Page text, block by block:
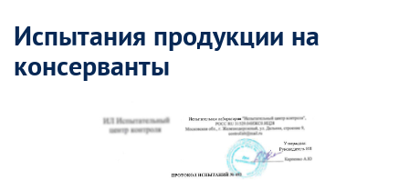
Испытания продукции на
консерванты